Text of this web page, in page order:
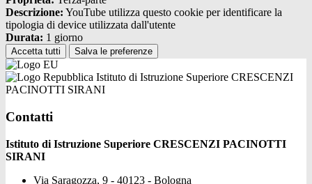
Descrizione: YouTube utilizza questo cookie per identificare la
tipologia di device utilizzata dall'utente
Durata: 1 giorno
Accetta tutti Salva le preferenze
Istituto di Istruzione Superiore CRESCENZI
PACINOTTI SIRANI
Contatti
Istituto di Istruzione Superiore CRESCENZI PACINOTTI
SIRANI
Via Saragozza, 9 - 40123 - Bologna